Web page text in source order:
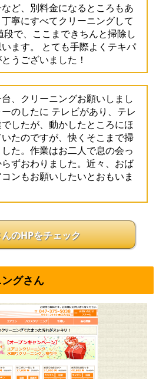
ど、別料金になるところもあ
寧にすべてクリーニングして
段で、ここまできちんと掃除し
ます。 とても手際よくテキパ
うございました！
、クリーニングお願いしまし
のしたに テレビがあり、テレ
したが、動かしたところにほ
たのですが、快くそこまで掃
た。作業はお二人で息の会っ
ずおわりました。近々、おば
ンもお願いしたいとおもいま
のHPをチェック
グさん